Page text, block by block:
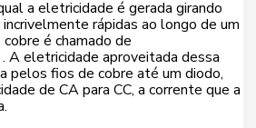
a eletricidade é gerada girando
rápidas ao longo de um
é chamado de
A eletricidade aproveitada dessa
pelos fios de cobre até um diodo,
de CA para CC, a corrente que a